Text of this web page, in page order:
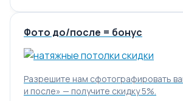
Фото до/после = бонус
Разрешите нам сфотографировать
и после» — получите скидку 5%.